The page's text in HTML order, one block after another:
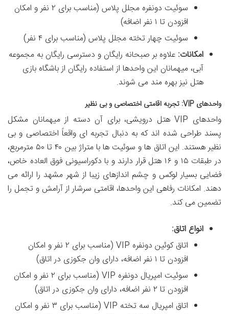
سوئیت دونفره مجلل پلاس (مناسب برای ۲ نفر و امکان
افزودن تا ۱ نفر اضافه)
سوئیت چهار تخته مجلل پلاس (مناسب برای ۴ نفر)
امکانات: علاوه بر صبحانه رایگان و دسترسی رایگان به مجموعه
آبی، میهمانان این واحدها از استفاده رایگان از باشگاه بازی
هتل نیز بهره مند می شوند.
واحدهای VIP: تجربه اقامتی اختصاصی و بی نظیر
واحدهای VIP هتل درویشی، برای آن دسته از میهمانان مشکل
پسند طراحی شده اند که به دنبال تجربه ای واقعاً اختصاصی و بی
نظیر هستند. این اتاق ها و سوئیت ها با متراژ بین ۴۰ تا ۵۰ مترمربع،
در طبقات ۱۵ و ۱۶ هتل قرار دارند و با دکوراسیونی فوق العاده خاص،
فضایی بسیار لوکس و چشم اندازهای زیبا از شهر مشهد را ارائه می
دهند. امکانات رفاهی این واحدها، اقامتی سرشار از آرامش و تجمل را
تضمین می کند.
انواع اتاق:
اتاق کوئین دونفره VIP (مناسب برای ۲ نفر و امکان
افزودن تا ۱ نفر اضافه، دارای وان جکوزی در اتاق)
سوئیت امپریال دونفره VIP (مناسب برای ۲ نفر و امکان
افزودن تا ۲ نفر اضافه، دارای وان جکوزی در اتاق)
اتاق امپریال سه تخته VIP (مناسب برای ۳ نفر و امکان